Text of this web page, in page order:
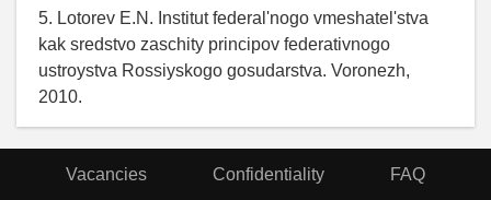
5. Lotorev E.N. Institut federal'nogo vmeshatel'stva
kak sredstvo zaschity principov federativnogo
ustroystva Rossiyskogo gosudarstva. Voronezh,
2010.
Vacancies Confidentiality FAQ